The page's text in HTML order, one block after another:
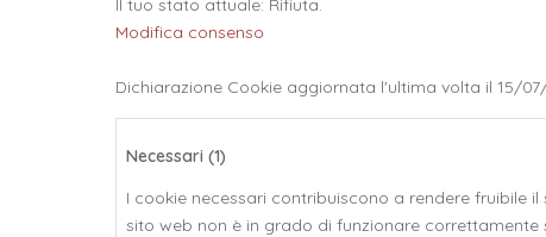
Il tuo stato attuale: Rifiuta.
Modifica consenso
Dichiarazione Cookie aggiornata l'ultima volta il 15/
Necessari (1)
I cookie necessari contribuiscono a rendere fruibile
sito web non è in grado di funzionare correttamente